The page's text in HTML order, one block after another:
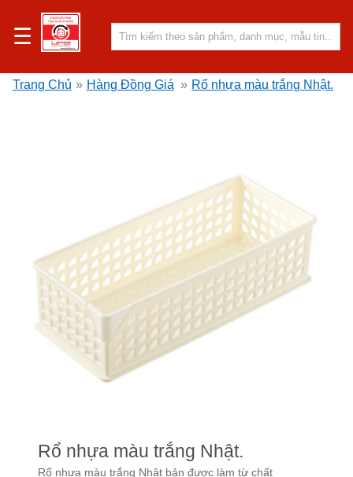
☰
Trang Chủ » Hàng Đồng Giá » Rổ nhựa màu trắng Nhật.
Rổ nhựa màu trắng Nhật.
Rổ nhựa màu trắng Nhật bản được làm từ chất